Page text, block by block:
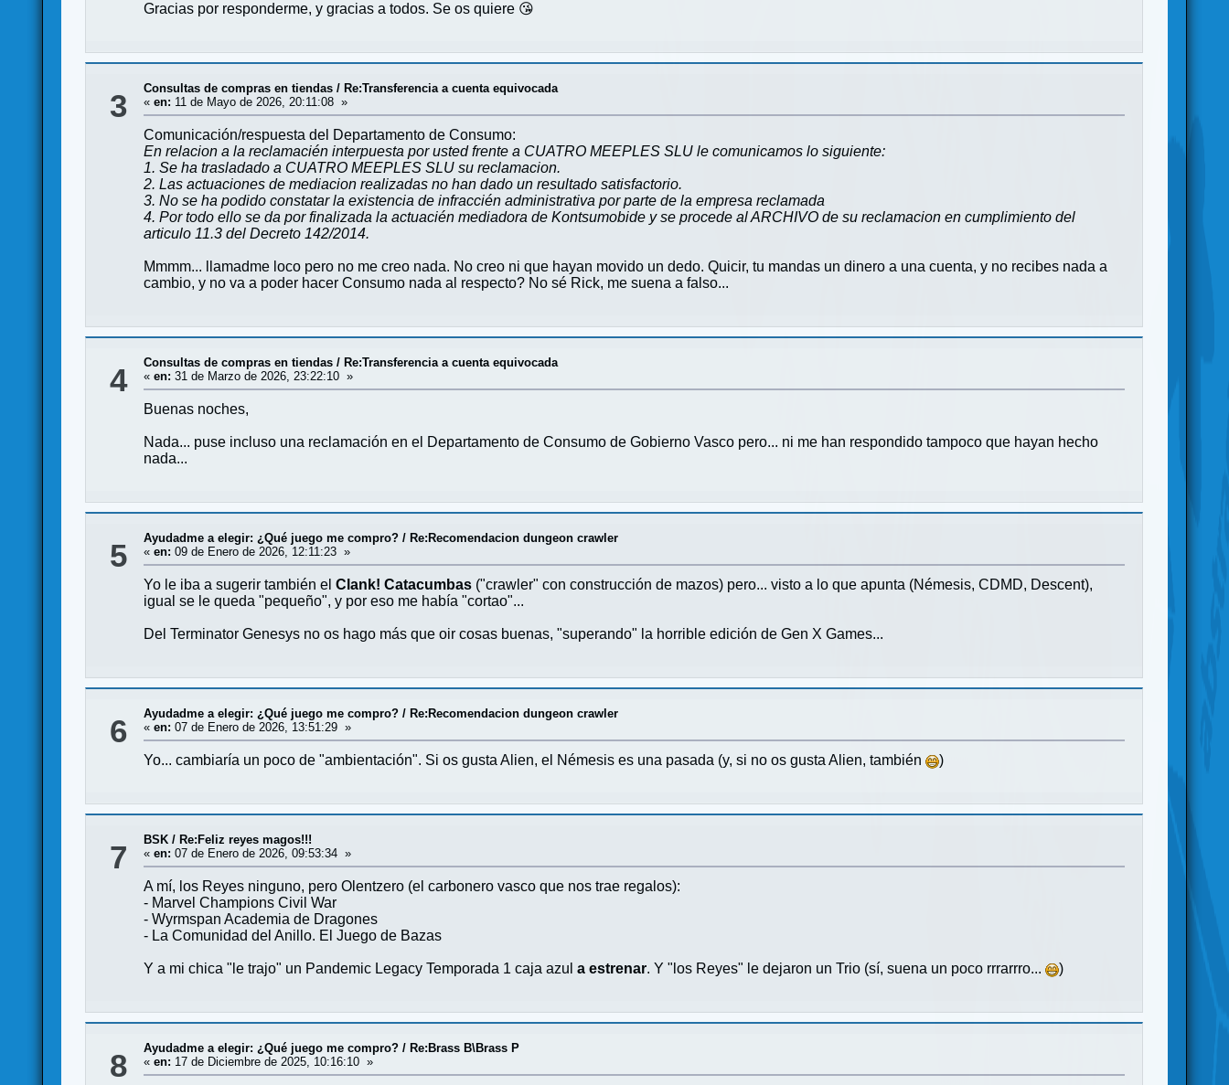
Gracias por responderme, y gracias a todos. Se os quiere 😘
3 Consultas de compras en tiendas / Re:Transferencia a cuenta equivocada
«en: 11 de Mayo de 2026, 20:11:08 »
Comunicación/respuesta del Departamento de Consumo:
En relacion a la reclamacién interpuesta por usted frente a CUATRO MEEPLES SLU le comunicamos lo siguiente:
1. Se ha trasladado a CUATRO MEEPLES SLU su reclamacion.
2. Las actuaciones de mediacion realizadas no han dado un resultado satisfactorio.
3. No se ha podido constatar la existencia de infraccién administrativa por parte de la empresa reclamada
4. Por todo ello se da por finalizada la actuacién mediadora de Kontsumobide y se procede al ARCHIVO de su reclamacion en cumplimiento del
articulo 11.3 del Decreto 142/2014.
Mmmm... llamadme loco pero no me creo nada. No creo ni que hayan movido un dedo. Quicir, tu mandas un dinero a una cuenta, y no recibes nada a
cambio, y no va a poder hacer Consumo nada al respecto? No sé Rick, me suena a falso...
4 Consultas de compras en tiendas / Re:Transferencia a cuenta equivocada
«en: 31 de Marzo de 2026, 23:22:10 »
Buenas noches,
Nada... puse incluso una reclamación en el Departamento de Consumo de Gobierno Vasco pero... ni me han respondido tampoco que hayan hecho
nada...
5 Ayudadme a elegir: ¿Qué juego me compro? / Re:Recomendacion dungeon crawler
«en: 09 de Enero de 2026, 12:11:23 »
Yo le iba a sugerir también elClank! Catacumbas ("crawler" con construcción de mazos) pero... visto a lo que apunta (Némesis, CDMD, Descent),
igual se le queda "pequeño", y por eso me había "cortao"...
Del Terminator Genesys no os hago más que oir cosas buenas, "superando" la horrible edición de Gen X Games...
6 Ayudadme a elegir: ¿Qué juego me compro? / Re:Recomendacion dungeon crawler
«en: 07 de Enero de 2026, 13:51:29 »
Yo... cambiaría un poco de "ambientación". Si os gusta Alien, el Némesis es una pasada (y, si no os gusta Alien, también )
7 BSK / Re:Feliz reyes magos!!!
«en: 07 de Enero de 2026, 09:53:34 »
A mí, los Reyes ninguno, pero Olentzero (el carbonero vasco que nos trae regalos):
- Marvel Champions Civil War
- Wyrmspan Academia de Dragones
- La Comunidad del Anillo. El Juego de Bazas
Y a mi chica "le trajo" un Pandemic Legacy Temporada 1 caja azula estrenar. Y "los Reyes" le dejaron un Trio (sí, suena un poco rrrarrro... )
8 Ayudadme a elegir: ¿Qué juego me compro? / Re:Brass B\Brass P
«en: 17 de Diciembre de 2025, 10:16:10 »